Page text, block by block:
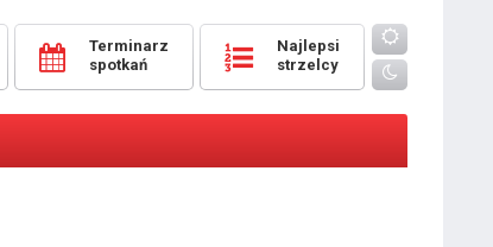
Terminarz
spotkań
Najlepsi
strzelcy